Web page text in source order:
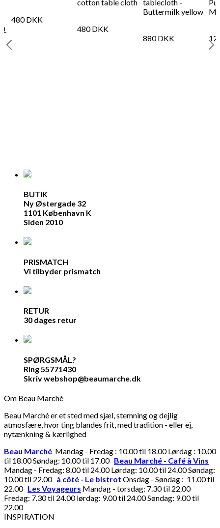
480DKK
cotton table cloth
480DKK
tablecloth -
Buttermilk yellow
880DKK
BUTIK
Ny Østergade 32
1101 København K
Siden 2010
PRISMATCH
Vi tilbyder prismatch
RETUR
30 dages retur
SPØRGSMÅL?
Ring 55771430
Skriv webshop@beaumarche.dk
Om Beau Marché
Beau Marché er et sted med sjæl, stemning og dejlig
atmosfære, hvor ting blandes frit, med tradition - eller ej,
nytænkning & kærlighed
Beau Marché Mandag - Fredag : 10.00 til 18.00 Lørdag : 10.00
til 18.00 Søndag: 10.00 til 17.00 Beau Marché - Café à Vins
Mandag - Fredag: 8.00 til 24.00 Lørdag: 10.00 til 24.00 Søndag:
10.00 til 22.00 à côté - Le bistrot Onsdag - Søndag : 11.00 til
22.00 Les Voyageurs Mandag - torsdag: 7.30 til 22.00
Fredag: 7.30 til 24.00 lørdag: 9.00 til 24.00 Søndag: 9.00 til
22.00
INSPIRATION